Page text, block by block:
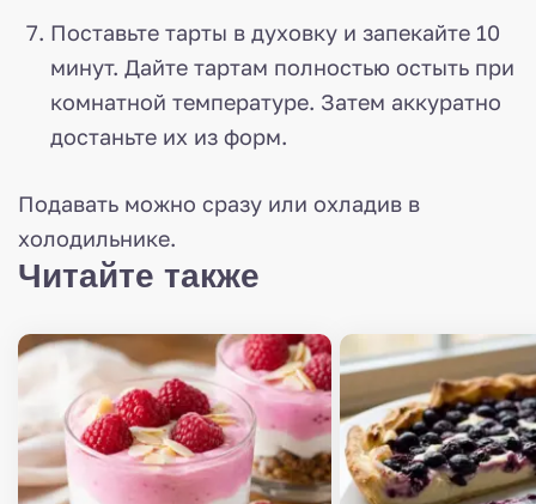
Поставьте тарты в духовку и запекайте 10
минут. Дайте тартам полностью остыть при
комнатной температуре. Затем аккуратно
достаньте их из форм.
Подавать можно сразу или охладив в
холодильнике.
Читайте также